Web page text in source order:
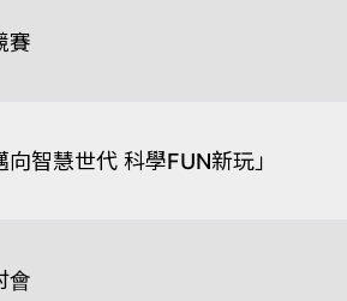
賽
智慧世代 科學FUN新玩」
會